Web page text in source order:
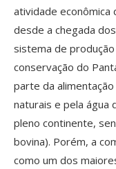
atividade econômica
desde a chegada
sistema de
conservação do
parte da
naturais e pela água
pleno continente,
bovina). Porém, a
como um dos